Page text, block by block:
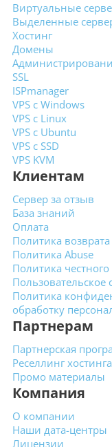
Виртуальные
Выделенные
Хостинг
Домены
SSL
ISPmanager
VPS с Windows
VPS с Linux
VPS с Ubuntu
VPS с SSD
VPS KVM
Клиентам
Сервер за отзыв
База знаний
Оплата
Политика возврата
Политика Abuse
Политика
Пользовательское
Политика
обработку
Партнерам
Партнерская
Реселлинг хостинга
Промо материалы
Компания
О компании
Наши дата-центры
Лицензии